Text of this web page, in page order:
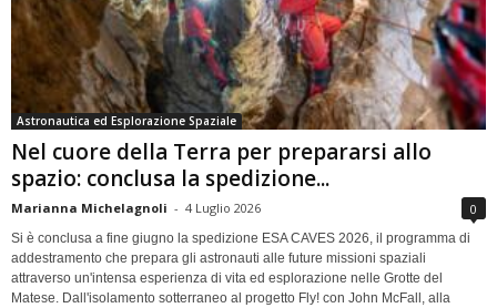
Astronautica ed Esplorazione Spaziale
Nel cuore della Terra per prepararsi allo
spazio: conclusa la spedizione...
Marianna Michelagnoli - 4 Luglio 2026 0
Si è conclusa a fine giugno la spedizione ESA CAVES 2026, il programma di
addestramento che prepara gli astronauti alle future missioni spaziali
attraverso un'intensa esperienza di vita ed esplorazione nelle Grotte del
Matese. Dall'isolamento sotterraneo al progetto Fly! con John McFall, alla